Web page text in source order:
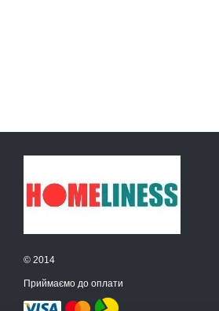
© 2014
Приймаємо до оплати